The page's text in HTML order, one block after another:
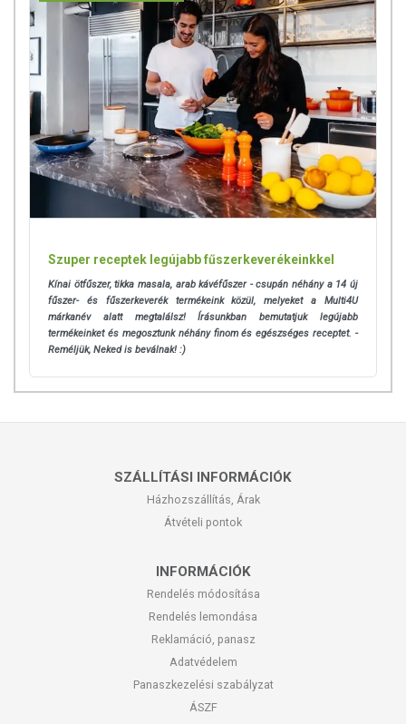
Szuper receptek legújabb fűszerkeverékeinkkel
Kínai ötfűszer, tikka masala, arab kávéfűszer - csupán néhány a 14 új
fűszer- és fűszerkeverék termékeink közül, melyeket a Multi4U
márkanév alatt megtalálsz! Írásunkban bemutatjuk legújabb
termékeinket és megosztunk néhány finom és egészséges receptet. -
Reméljük, Neked is beválnak! :)
SZÁLLÍTÁSI INFORMÁCIÓK
Házhozszállítás, Árak
Átvételi pontok
INFORMÁCIÓK
Rendelés módosítása
Rendelés lemondása
Reklamáció, panasz
Adatvédelem
Panaszkezelési szabályzat
ÁSZF